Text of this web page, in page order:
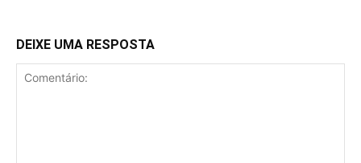
DEIXE UMA RESPOSTA